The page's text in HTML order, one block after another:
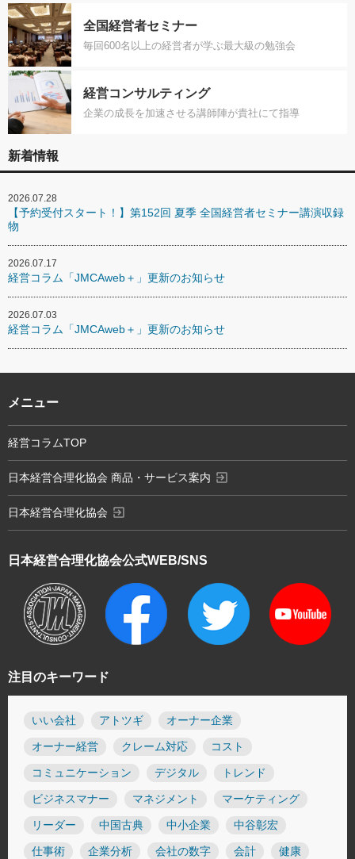
全国経営者セミナー
毎回600名以上の経営者が学ぶ最大級の勉強会
経営コンサルティング
企業の成長を加速させる講師陣が貴社にて指導
新着情報
2026.07.28
【予約受付スタート！】第152回 夏季 全国経営者セミナー講演収録
物
2026.07.17
経営コラム「JMCAweb＋」更新のお知らせ
2026.07.03
経営コラム「JMCAweb＋」更新のお知らせ
注目のキーワード
いい会社 アトツギ オーナー企業
オーナー経営 クレーム対応 コスト
コミュニケーション デジタル トレンド
ビジネスマナー マネジメント マーケティング
リーダー 中国古典 中小企業 中谷彰宏
仕事術 企業分析 会社の数字 会計 健康
日本経営合理化協会公式WEB/SNS
メニュー
経営コラムTOP
日本経営合理化協会 商品・サービス案内 exit_to_app
日本経営合理化協会 exit_to_app